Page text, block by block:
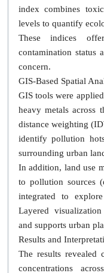
index combines
levels to quantify
These indices
contamination status
concern.
GIS-Based Spatial
GIS tools were
heavy metals across
distance weighting
identify pollution
surrounding urban
In addition, land use
to pollution sources
integrated to
Layered
and supports urban
Results and
The results revealed
concentrations